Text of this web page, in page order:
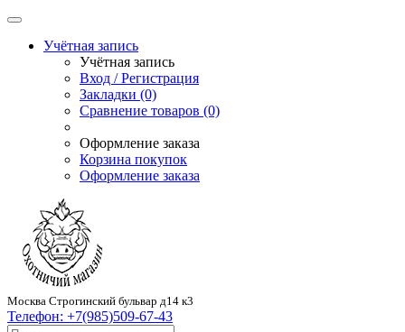
Учётная запись
Учётная запись
Вход / Регистрация
Закладки (0)
Сравнение товаров (0)
Оформление заказа
Корзина покупок
Оформление заказа
Москва Строгинский бульвар д14 к3
Телефон: +7(985)509-67-43